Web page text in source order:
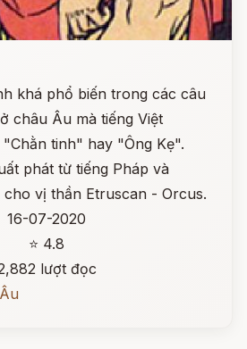
khá phổ biến trong các câu
châu Âu mà tiếng Việt
tinh" hay "Ông Kẹ".
phát từ tiếng Pháp và
vị thần Etruscan - Orcus.
16-07-2020
⭐ 4.8
lượt đọc